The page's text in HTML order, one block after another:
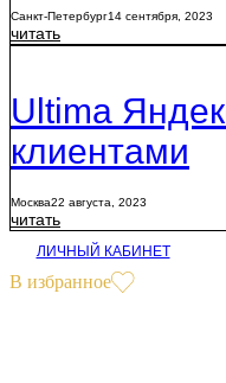
Санкт-Петербург14 сентября, 2023
читать
Ultima
клиентами
Москва22 августа, 2023
читать
ЛИЧНЫЙ КАБИНЕТ
В избранное